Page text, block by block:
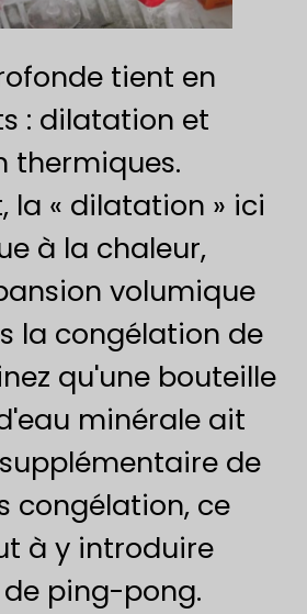
tient en
: dilatation et
thermiques.
la « dilatation » ici
à la chaleur,
volumique
la congélation de
qu'une bouteille
minérale ait
de
congélation, ce
à y introduire
ping-pong.